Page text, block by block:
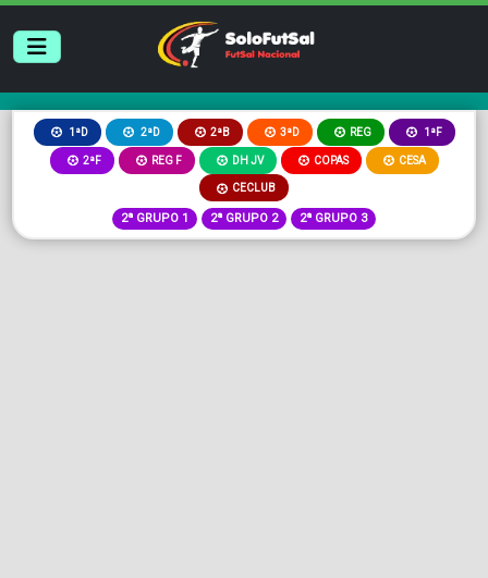
1ªD 2ªD 2ªB 3ªD REG 1ªF
2ªF REG F DH JV COPAS CESA
CECLUB
2ª GRUPO 1 2ª GRUPO 2 2ª GRUPO 3